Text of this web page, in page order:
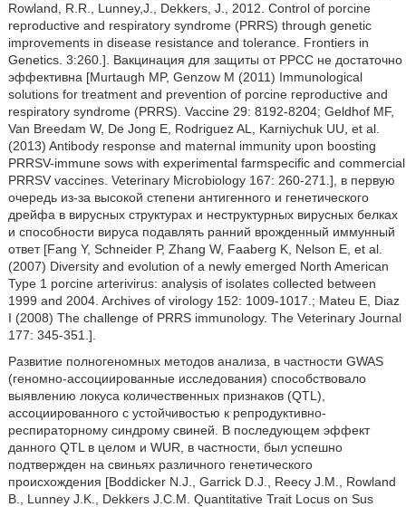
Rowland, R.R., Lunney,J., Dekkers, J., 2012. Control of porcine
reproductive and respiratory syndrome (PRRS) through genetic
improvements in disease resistance and tolerance. Frontiers in
Genetics. 3:260.]. Вакцинация для защиты от РРСС не достаточно
эффективна [Murtaugh MP, Genzow М (2011) Immunological
solutions for treatment and prevention of porcine reproductive and
respiratory syndrome (PRRS). Vaccine 29: 8192-8204; Geldhof MF,
Van Breedam W, De Jong E, Rodriguez AL, Karniychuk UU, et al.
(2013) Antibody response and maternal immunity upon boosting
PRRSV-immune sows with experimental farmspecific and commercial
PRRSV vaccines. Veterinary Microbiology 167: 260-271.], в первую
очередь из-за высокой степени антигенного и генетического
дрейфа в вирусных структурах и неструктурных вирусных белках
и способности вируса подавлять ранний врожденный иммунный
ответ [Fang Y, Schneider Р, Zhang W, Faaberg K, Nelson E, et al.
(2007) Diversity and evolution of a newly emerged North American
Type 1 porcine arterivirus: analysis of isolates collected between
1999 and 2004. Archives of virology 152: 1009-1017.; Mateu E, Diaz
I (2008) The challenge of PRRS immunology. The Veterinary Journal
177: 345-351.].
Развитие полногеномных методов анализа, в частности GWAS
(геномно-ассоциированные исследования) способствовало
выявлению локуса количественных признаков (QTL),
ассоциированного с устойчивостью к репродуктивно-
респираторному синдрому свиней. В последующем эффект
данного QTL в целом и WUR, в частности, был успешно
подтвержден на свиньях различного генетического
происхождения [Boddicker N.J., Garrick D.J., Reecy J.M., Rowland
В., Lunney J.K., Dekkers J.C.M. Quantitative Trait Locus on Sus